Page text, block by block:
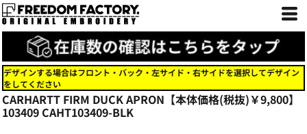
デザインする場合はフロント・バック・左サイド・右サイドを選択してデザイン
をしてください
CARHARTT FIRM DUCK APRON【本体価格(税抜)￥9,800】
103409 CAHT103409-BLK